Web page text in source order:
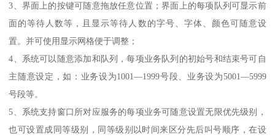
3、界面上的按键可随意拖放任意位置；界面上的每项队列可显示前
面的等待人数等，且显示等待人数的字号、字体、颜色可随意设
置。并可使用显示网格便于调整；
4、系统可以随意添加和队列，每项业务队列的初始号和结束号可自
主随意设定，如：业务设为1001—1999号段、业务设为5001—5999
号段等。
5、系统支持窗口所对应服务的每项业务可随意设置无限优先级别，
也可设置成同等级别，同等级别以时间来区分先后叫号顺序，在设